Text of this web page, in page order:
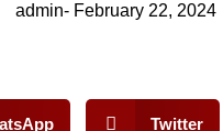
admin- February 22, 2024
Twitter